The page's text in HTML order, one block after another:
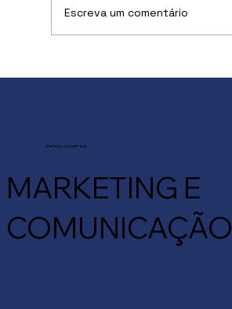
Escreva um comentário
MARKETING E
COMUNICAÇÃO
Vamos conversar